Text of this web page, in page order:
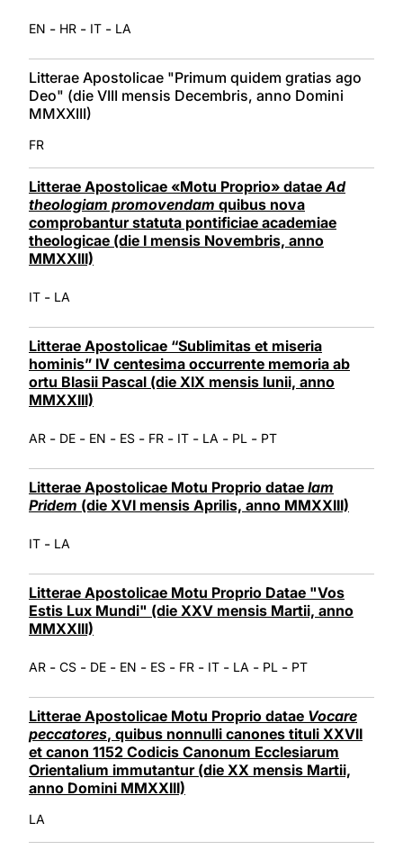
EN - HR - IT - LA
Litterae Apostolicae "Primum quidem gratias ago
Deo" (die VIII mensis Decembris, anno Domini
MMXXIII)
FR
Litterae Apostolicae «Motu Proprio» datae Ad
theologiam promovendam quibus nova
comprobantur statuta pontificiae academiae
theologicae (die I mensis Novembris, anno
MMXXIII)
IT - LA
Litterae Apostolicae “Sublimitas et miseria
hominis” IV centesima occurrente memoria ab
ortu Blasii Pascal (die XIX mensis Iunii, anno
MMXXIII)
AR - DE - EN - ES - FR - IT - LA - PL - PT
Litterae Apostolicae Motu Proprio datae Iam
Pridem (die XVI mensis Aprilis, anno MMXXIII)
IT - LA
Litterae Apostolicae Motu Proprio Datae "Vos
Estis Lux Mundi" (die XXV mensis Martii, anno
MMXXIII)
AR - CS - DE - EN - ES - FR - IT - LA - PL - PT
Litterae Apostolicae Motu Proprio datae Vocare
peccatores, quibus nonnulli canones tituli XXVII
et canon 1152 Codicis Canonum Ecclesiarum
Orientalium immutantur (die XX mensis Martii,
anno Domini MMXXIII)
LA